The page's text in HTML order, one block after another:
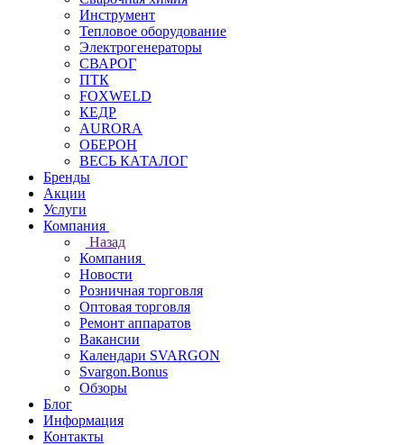
Инструмент
Тепловое оборудование
Электрогенераторы
СВАРОГ
ПТК
FOXWELD
КЕДР
AURORA
ОБЕРОН
ВЕСЬ КАТАЛОГ
Бренды
Акции
Услуги
Компания
Назад
Компания
Новости
Розничная торговля
Оптовая торговля
Ремонт аппаратов
Вакансии
Календари SVARGON
Svargon.Bonus
Обзоры
Блог
Информация
Контакты